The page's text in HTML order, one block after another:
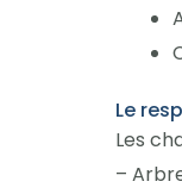
Le
Les
–